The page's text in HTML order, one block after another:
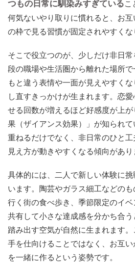
つもの日常に馴染みすぎているこ
何気ないやり取りに慣れると、お互
の枠で見る習慣が固定されやすくな
そこで役立つのが、少しだけ非日
段の職場や生活圏から離れた場所
もと違う表情や一面が見えやすく
し直すきっかけが生まれます。恋
せる回数が増えるほど好感度が上
果（ザイアンス効果）」が知られ
重ねるだけでなく、非日常のひと
見え方が動きやすくなる傾向があり
具体的には、二人で新しい体験に
います。陶芸やガラス細工などの
行く街の食べ歩き、季節限定のイ
共有して小さな達成感を分かち合
踏み出す空気が自然に生まれます
手を仕向けることではなく、お互
を一緒に作るという姿勢です。